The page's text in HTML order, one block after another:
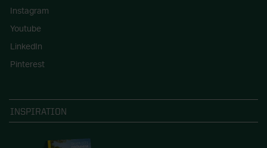
Instagram
Youtube
LinkedIn
Pinterest
INSPIRATION